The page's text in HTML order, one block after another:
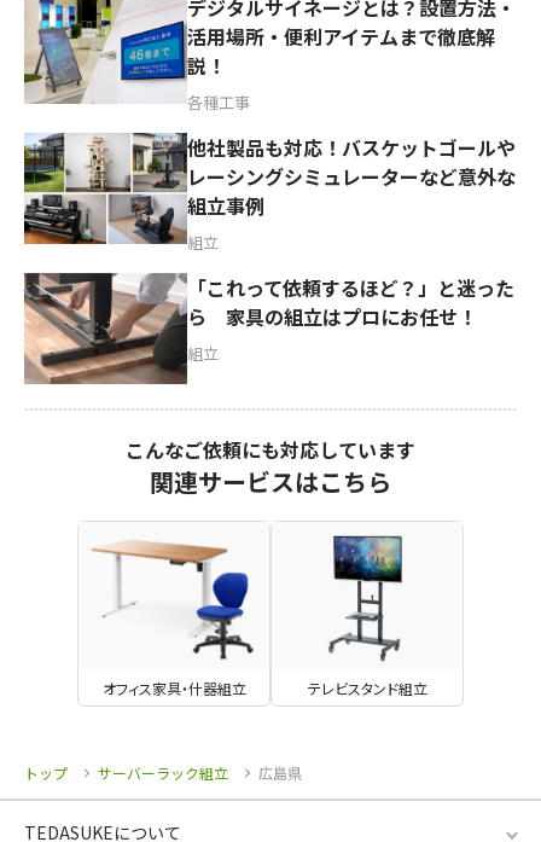
デジタルサイネージとは？設置方法・
活用場所・便利アイテムまで徹底解
説！
各種工事
他社製品も対応！バスケットゴールや
レーシングシミュレーターなど意外な
組立事例
組立
「これって依頼するほど？」と迷った
ら 家具の組立はプロにお任せ！
組立
こんなご依頼にも対応しています
関連サービスはこちら
オフィス家具・什器組立 テレビスタンド組立
トップ サーバーラック組立 広島県
TEDASUKEについて